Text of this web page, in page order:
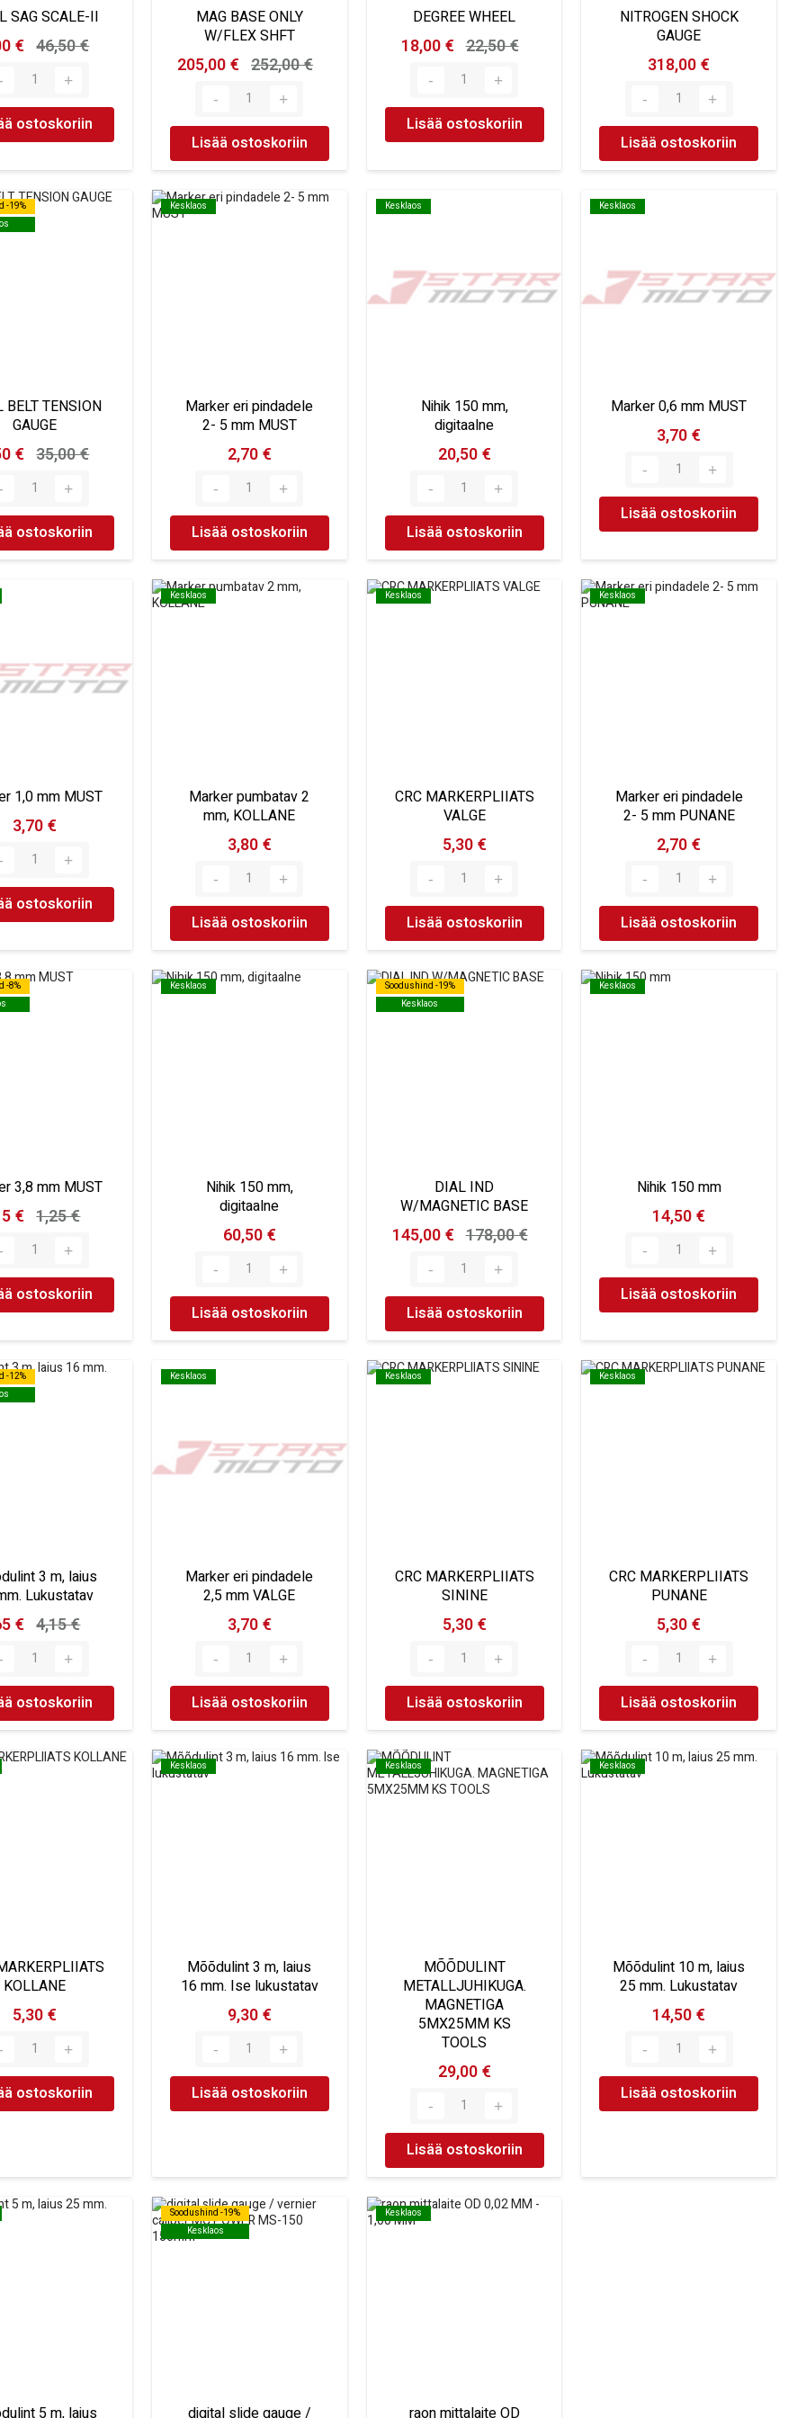
SAG SCALE-II
€ 46,50 €
ostoskoriin
MAG BASE ONLY
W/FLEX SHFT
205,00 € 252,00 €
Lisää ostoskoriin
DEGREE WHEEL
18,00 € 22,50 €
Lisää ostoskoriin
NITROGEN SHOCK
GAUGE
318,00 €
Lisää ostoskoriin
-19%
-19%
BELT TENSION
GAUGE
€ 35,00 €
ostoskoriin
Kesklaos
Kesklaos
Marker eri pindadele
2- 5 mm MUST
2,70 €
Lisää ostoskoriin
Kesklaos
Kesklaos
Nihik 150 mm,
digitaalne
20,50 €
Lisää ostoskoriin
Kesklaos
Kesklaos
Marker 0,6 mm MUST
3,70 €
Lisää ostoskoriin
1,0 mm MUST
3,70 €
ostoskoriin
Kesklaos
Kesklaos
Marker pumbatav 2
mm, KOLLANE
3,80 €
Lisää ostoskoriin
Kesklaos
Kesklaos
CRC MARKERPLIIATS
VALGE
5,30 €
Lisää ostoskoriin
Kesklaos
Kesklaos
Marker eri pindadele
2- 5 mm PUNANE
2,70 €
Lisää ostoskoriin
-8%
-8%
3,8 mm MUST
€ 1,25 €
ostoskoriin
Kesklaos
Kesklaos
Nihik 150 mm,
digitaalne
60,50 €
Lisää ostoskoriin
Soodushind -19%
Kesklaos
Soodushind -19%
Kesklaos
DIAL IND
W/MAGNETIC BASE
145,00 € 178,00 €
Lisää ostoskoriin
Kesklaos
Kesklaos
Nihik 150 mm
14,50 €
Lisää ostoskoriin
-12%
-12%
3 m, laius
Lukustatav
€ 4,15 €
ostoskoriin
Kesklaos
Kesklaos
Marker eri pindadele
2,5 mm VALGE
3,70 €
Lisää ostoskoriin
Kesklaos
Kesklaos
CRC MARKERPLIIATS
SININE
5,30 €
Lisää ostoskoriin
Kesklaos
Kesklaos
CRC MARKERPLIIATS
PUNANE
5,30 €
Lisää ostoskoriin
KOLLANE
5,30 €
ostoskoriin
Kesklaos
Kesklaos
Mõõdulint 3 m, laius
16 mm. Ise lukustatav
9,30 €
Lisää ostoskoriin
Kesklaos
Kesklaos
MÕÕDULINT
METALLJUHIKUGA.
MAGNETIGA
5MX25MM KS
TOOLS
29,00 €
Lisää ostoskoriin
Kesklaos
Kesklaos
Mõõdulint 10 m, laius
25 mm. Lukustatav
14,50 €
Lisää ostoskoriin
Soodushind -19%
Kesklaos
Soodushind -19%
Kesklaos
Kesklaos
Kesklaos